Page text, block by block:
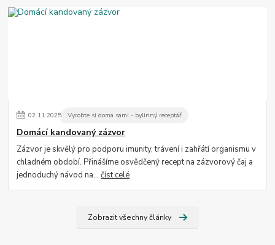
02.11.2025 Vyrobte si doma sami - bylinný receptář
Domácí kandovaný zázvor
Zázvor je skvělý pro podporu imunity, trávení i zahřátí organismu v
chladném období. Přinášíme osvědčený recept na zázvorový čaj a
jednoduchý návod na...číst celé
Zobrazit všechny články